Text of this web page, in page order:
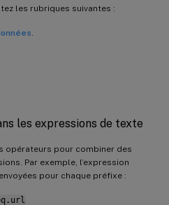
les rubriques suivantes :
les expressions de texte
opérateurs pour combiner des
Par exemple, l’expression
pour chaque préfixe :